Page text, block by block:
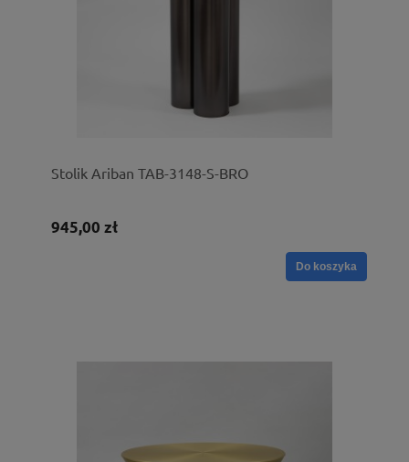
Stolik Ariban TAB-3148-S-BRO
945,00 zł
Do koszyka